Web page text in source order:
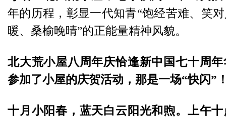
年的历程，彰显一代知青“饱经苦难、笑
暖、桑榆晚晴”的正能量精神风貌。
北大荒小屋八周年庆恰逢新中国七十周
参加了小屋的庆贺活动，那是一场“快闪”
十月小阳春，蓝天白云阳光和煦。上午